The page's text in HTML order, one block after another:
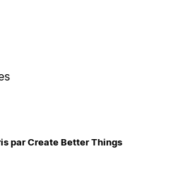
par Create Better Things